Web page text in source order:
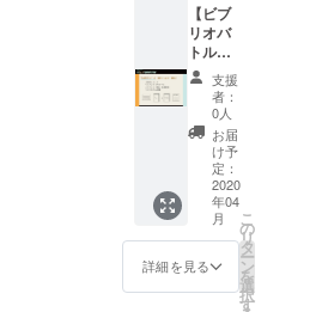
フレッ
トへの
記載
※PDF形
式で下
記メー
ルアド
レスに
ビブリ
オバト
ル用の
資料と
ご自身
のプロ
【ビブ
リオバ
トル出
場権
（歌っ
てみ
た・歌
系）】
・お礼
メッ
セージ
・デー
タパン
フレッ
ト
（PDF
支援
者：
0人
お届
け予
定：
2020
年04
月
詳細を見る
こ
の
リ
タ
ー
ン
を
選
択
す